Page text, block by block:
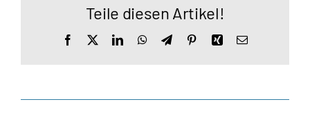
Teile diesen Artikel!
Facebook LinkedInWhatsApp
TelegramPinterestXingE-